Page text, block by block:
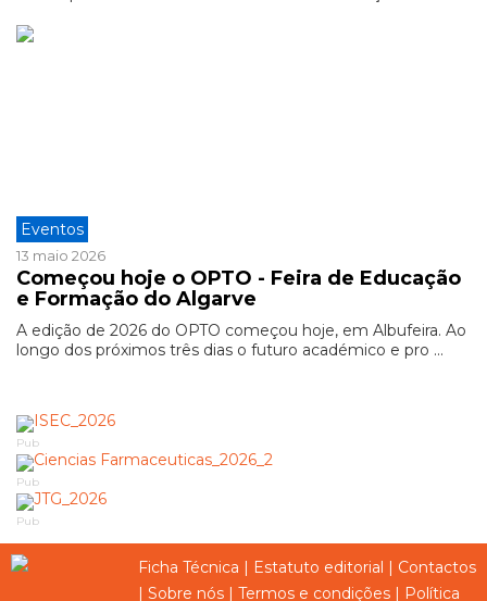
Eventos
13 maio 2026
Começou hoje o OPTO - Feira de Educação
e Formação do Algarve
A edição de 2026 do OPTO começou hoje, em Albufeira. Ao
longo dos próximos três dias o futuro académico e pro ...
Pub
Pub
Pub
Ficha Técnica | Estatuto editorial | Contactos
| Sobre nós | Termos e condições | Política